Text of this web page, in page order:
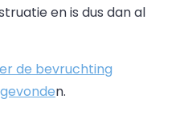
en is dus dan al
de bevruchting
n.